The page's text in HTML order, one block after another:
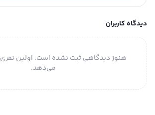
دیدگاه کاربران
هنوز دیدگاهی ثبت نشده است. اولین
می‌دهد.